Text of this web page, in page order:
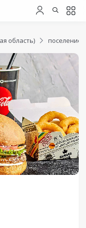
область) поселение